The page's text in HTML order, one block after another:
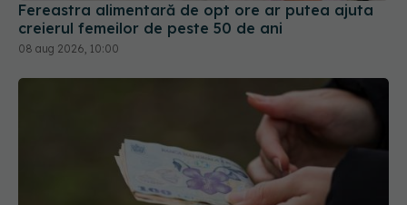
Fereastra alimentară de opt ore ar putea ajuta
creierul femeilor de peste 50 de ani
08 aug 2026, 10:00